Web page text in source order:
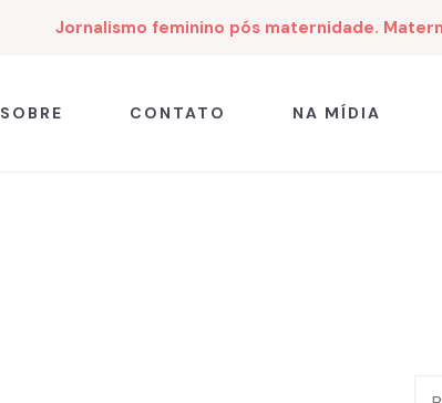
Jornalismo feminino pós maternidade.
SOBRE CONTATO NA MÍDIA